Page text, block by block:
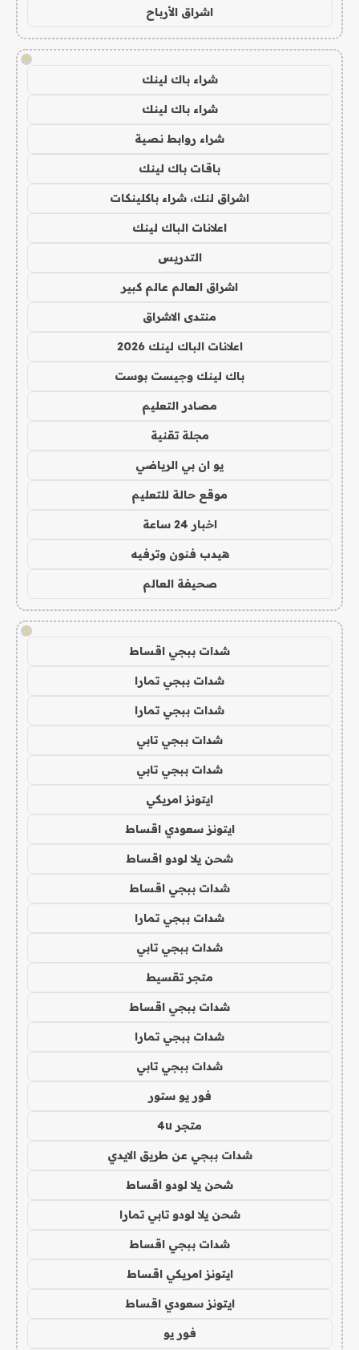
اشراق الأرباح
!
شراء باك لينك
شراء باك لينك
شراء روابط نصية
باقات باك لينك
اشراق لنك، شراء باكلينكات
اعلانات الباك لينك
التدريس
اشراق العالم عالم كبير
منتدى الاشراق
اعلانات الباك لينك 2026
باك لينك وجيست بوست
مصادر التعليم
مجلة تقنية
يو ان بي الرياضي
موقع حالة للتعليم
اخبار 24 ساعة
هيدب فنون وترفيه
صحيفة العالم
!
شدات ببجي اقساط
شدات ببجي تمارا
شدات ببجي تمارا
شدات ببجي تابي
شدات ببجي تابي
ايتونز امريكي
ايتونز سعودي اقساط
شحن يلا لودو اقساط
شدات ببجي اقساط
شدات ببجي تمارا
شدات ببجي تابي
متجر تقسيط
شدات ببجي اقساط
شدات ببجي تمارا
شدات ببجي تابي
فور يو ستور
متجر 4u
شدات ببجي عن طريق الايدي
شحن يلا لودو اقساط
شحن يلا لودو تابي تمارا
شدات ببجي اقساط
ايتونز امريكي اقساط
ايتونز سعودي اقساط
فور يو